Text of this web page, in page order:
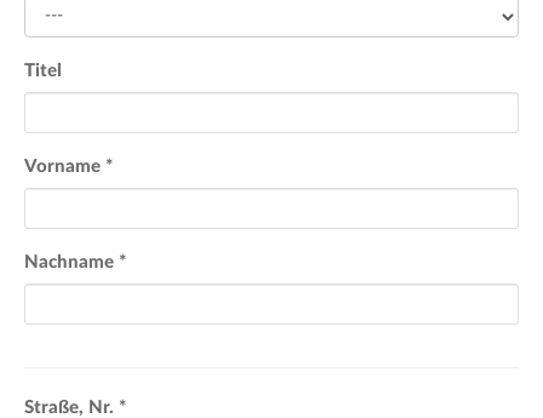
Titel
Vorname *
Nachname *
Straße, Nr. *